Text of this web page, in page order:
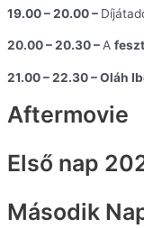
19.00 – 20.00 –
20.00 – 20.30 –A
21.00 – 22.30 – Oláh
Aftermovie
Első nap
Második